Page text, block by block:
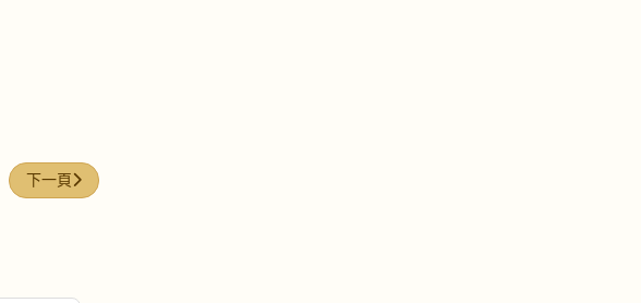
下一篇文章: 更年期來了免驚 飲食舒緩最得妳心
下一頁